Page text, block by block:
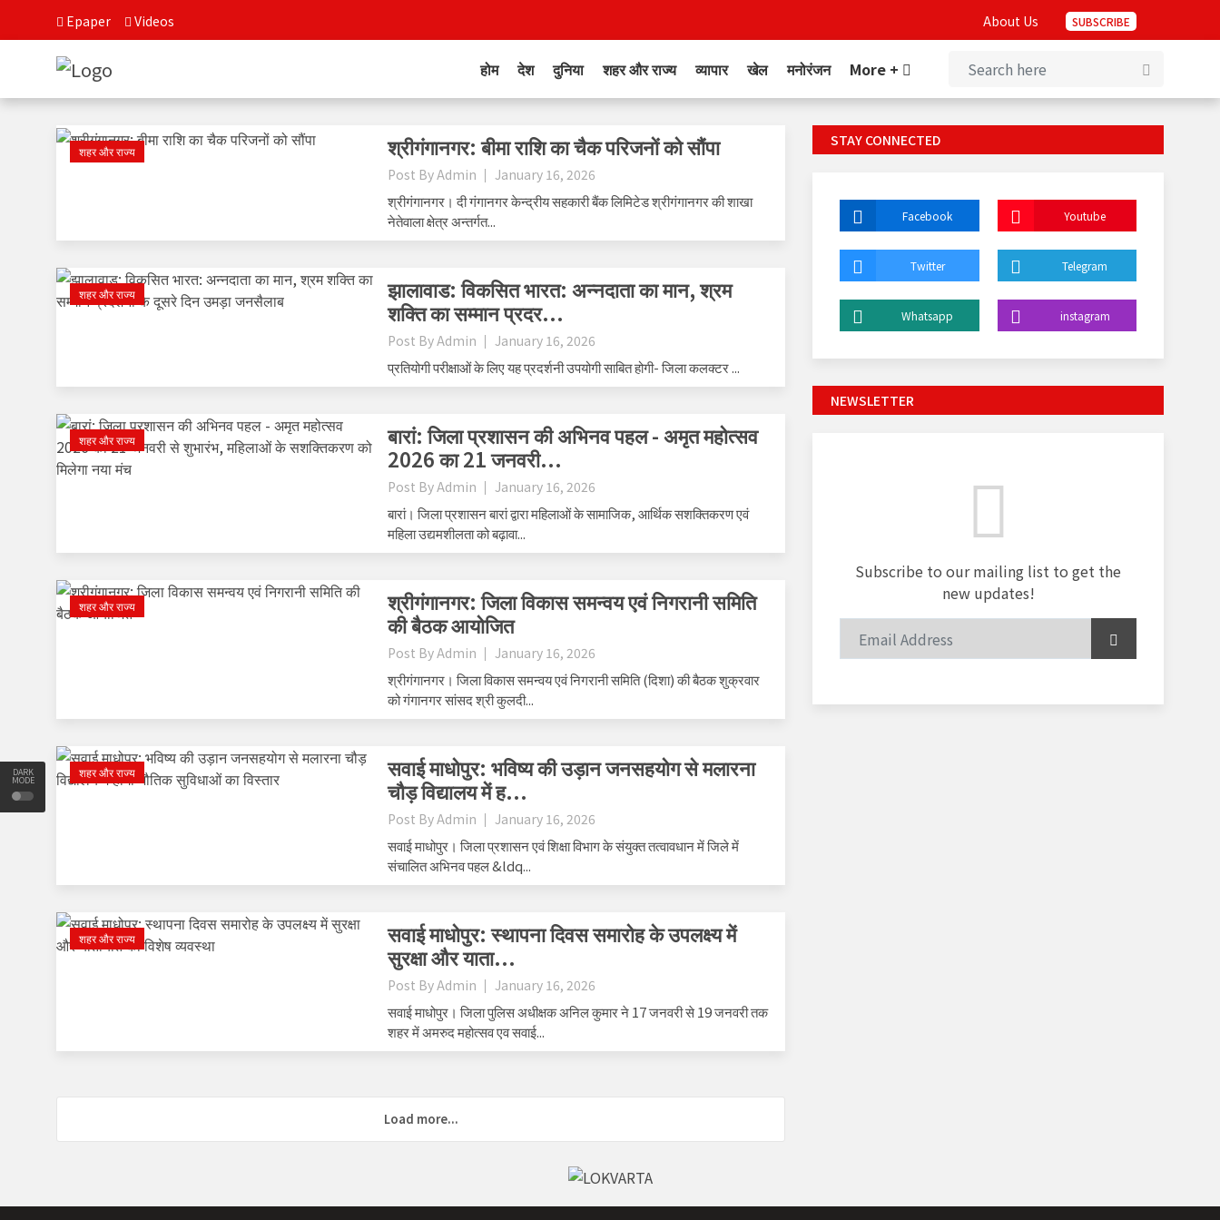
DARK
MODE
Epaper Videos About Us SUBSCRIBE
होम देश दुनिया शहर और राज्य व्यापार खेल मनोरंजन More +
शहर और राज्य श्रीगंगानगर: बीमा राशि का चैक परिजनों को सौंपा
Post ByAdmin January 16, 2026
श्रीगंगानगर। दी गंगानगर केन्द्रीय सहकारी बैंक लिमिटेड श्रीगंगानगर की शाखा
नेतेवाला क्षेत्र अन्तर्गत...
शहर और राज्य
झालावाड: विकसित भारत: अन्नदाता का मान, श्रम
शक्ति का सम्मान प्रदर...
Post ByAdmin January 16, 2026
प्रतियोगी परीक्षाओं के लिए यह प्रदर्शनी उपयोगी साबित होगी- जिला कलक्टर ...
शहर और राज्य
बारां: जिला प्रशासन की अभिनव पहल - अमृत महोत्सव
2026 का 21 जनवरी...
Post ByAdmin January 16, 2026
बारां। जिला प्रशासन बारां द्वारा महिलाओं के सामाजिक, आर्थिक सशक्तिकरण एवं
महिला उद्यमशीलता को बढ़ावा...
शहर और राज्य
श्रीगंगानगर: जिला विकास समन्वय एवं निगरानी समिति
की बैठक आयोजित
Post ByAdmin January 16, 2026
श्रीगंगानगर। जिला विकास समन्वय एवं निगरानी समिति (दिशा) की बैठक शुक्रवार
को गंगानगर सांसद श्री कुलदी...
शहर और राज्य
सवाई माधोपुर: भविष्य की उड़ान जनसहयोग से मलारना
चौड़ विद्यालय में ह...
Post ByAdmin January 16, 2026
सवाई माधोपुर। जिला प्रशासन एवं शिक्षा विभाग के संयुक्त तत्वावधान में जिले में
संचालित अभिनव पहल &ldq...
शहर और राज्य
सवाई माधोपुर: स्थापना दिवस समारोह के उपलक्ष्य में
सुरक्षा और याता...
Post ByAdmin January 16, 2026
सवाई माधोपुर। जिला पुलिस अधीक्षक अनिल कुमार ने 17 जनवरी से 19 जनवरी तक
शहर में अमरुद महोत्सव एव सवाई...
Load more...
STAY CONNECTED
Facebook Youtube
Twitter Telegram
Whatsapp instagram
NEWSLETTER
Subscribe to our mailing list to get the
new updates!